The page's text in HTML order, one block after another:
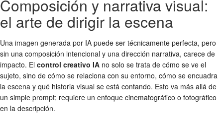
Composición y narrativa visual:
el arte de dirigir la escena
Una imagen generada por IA puede ser técnicamente perfecta, pero
sin una composición intencional y una dirección narrativa, carece de
impacto. El control creativo IA no solo se trata de cómo se ve el
sujeto, sino de cómo se relaciona con su entorno, cómo se encuadra
la escena y qué historia visual se está contando. Esto va más allá de
un simple prompt; requiere un enfoque cinematográfico o fotográfico
en la descripción.